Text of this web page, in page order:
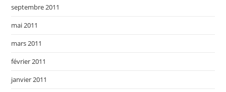
septembre 2011
mai 2011
mars 2011
février 2011
janvier 2011